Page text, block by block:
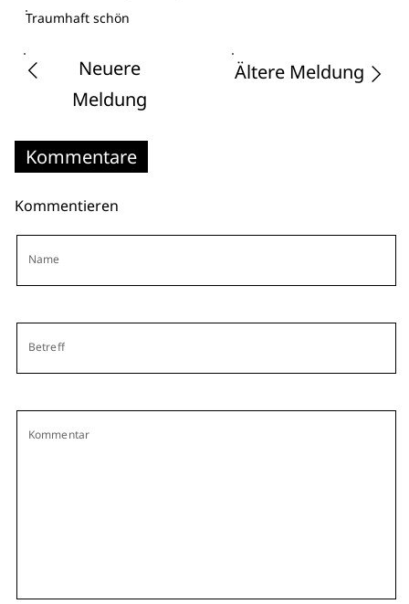
Traumhaft schön
Neuere
Meldung
Ältere Meldung
Kommentare
Kommentieren
Name
Betreff
Kommentar